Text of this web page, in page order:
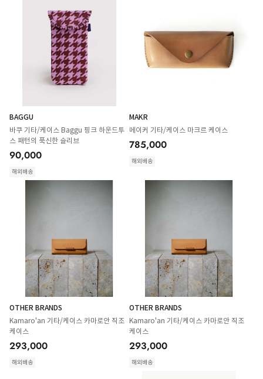
BAGGU
바쿠 기타/케이스 Baggu 핑크 하운드투
스 패턴의 푹신한 슬리브
90,000
해외배송
MAKR
메이커 기타/케이스 마크르 케이스
785,000
해외배송
OTHER BRANDS
Kamaro'an 기타/케이스 카마로안 직조
케이스
293,000
해외배송
OTHER BRANDS
Kamaro'an 기타/케이스 카마로안 직조
케이스
293,000
해외배송